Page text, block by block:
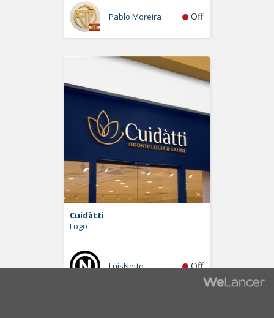
Pablo Moreira Off
Cuidàtti
Logo
LuisNetto Off